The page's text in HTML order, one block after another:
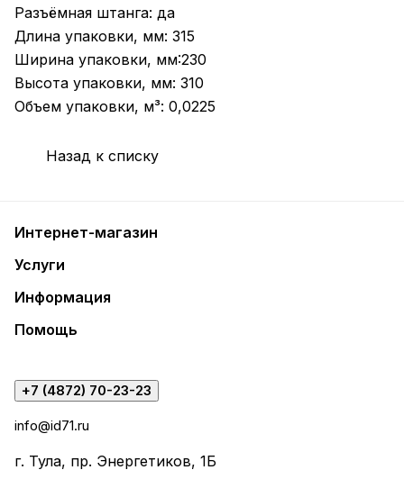
Разъёмная штанга: да
Длина упаковки, мм: 315
Ширина упаковки, мм:230
Высота упаковки, мм: 310
Объем упаковки, м³: 0,0225
Назад к списку
Интернет-магазин
Услуги
Информация
Помощь
+7 (4872) 70-23-23
info@id71.ru
г. Тула, пр. Энергетиков, 1Б